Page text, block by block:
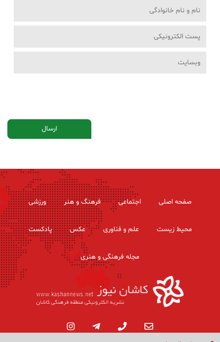
صفحه اصلی اجتماعی فرهنگ و هنر ورزشی
محیط زیست علم و فناوری عکس پادکست
مجله فرهنگی و هنری